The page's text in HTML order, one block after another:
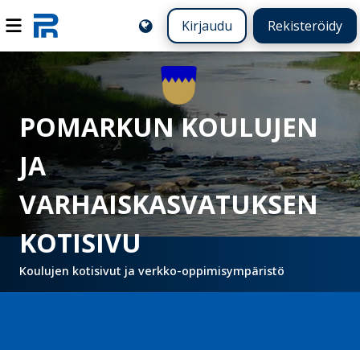
Kirjaudu Rekisteröidy
POMARKUN KOULUJEN
JA
VARHAISKASVATUKSEN
KOTISIVU
Koulujen kotisivut ja verkko-oppimisympäristö